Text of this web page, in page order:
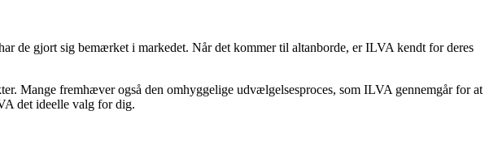
de gjort sig bemærket i markedet. Når det kommer til altanborde, er ILVA kendt for deres
Mange fremhæver også den omhyggelige udvælgelsesproces, som ILVA gennemgår for at
det ideelle valg for dig.